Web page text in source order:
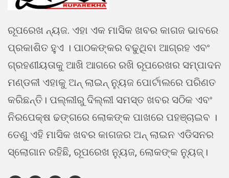
ରୂପରେଖ ନ୍ୟଜ. ଏହା ଏକ ମାସିକ ଖବର କାଗଜ ଭାବରେ
ପ୍ରକାଶିତ ହୁଏ । ପାଠକଙ୍କର ବଢୁଥିବା ଆଗ୍ରହ ଏବଂ
ଗ୍ରହଣୀୟତାକୁ ଆଖି ଆଗରେ ରଖି ରୂପରେଖର ସମ୍ପାଦନ
ମଣ୍ଡଳୀ ଏହାକୁ ଅନ୍ ଲାଇନ୍ ନ୍ୟୁଜ ପୋର୍ଟାଲରେ ପରିଣତ
କରିଛନ୍ତି। ପଲ୍ଲୀରୁ ଦିଲ୍ଲୀ ସମସ୍ତ ଖବର ସଠିକ ଏବଂ
ନିରପେକ୍ଷ ଢଙ୍ଗରେ ଲୋକଙ୍କ ପାଖରେ ପହଞ୍ଚାଇବ ।
ତେଣୁ ଏହି ମାସିକ ଖବର କାଗଜର ଅନ୍ ଲାଇନ ଏଡିସନର
ସ୍ଲୋଗାନ ରହିଛି, ରୂପରେଖ ନ୍ୟୁଜ, ଲୋକଙ୍କ ନ୍ୟୁଜ୍।